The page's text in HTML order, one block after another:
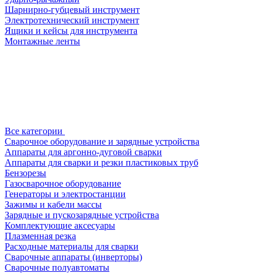
Шарнирно-губцевый инструмент
Электротехнический инструмент
Ящики и кейсы для инструмента
Монтажные ленты
Все категории
Сварочное оборудование и зарядные устройства
Аппараты для аргонно-дуговой сварки
Аппараты для сварки и резки пластиковых труб
Бензорезы
Газосварочное оборудование
Генераторы и электростанции
Зажимы и кабели массы
Зарядные и пускозарядные устройства
Комплектующие аксесуары
Плазменная резка
Расходные материалы для сварки
Сварочные аппараты (инверторы)
Сварочные полуавтоматы